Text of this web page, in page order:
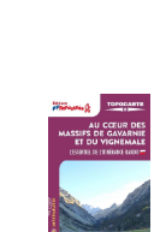
AJOUTER
AU
PANIER